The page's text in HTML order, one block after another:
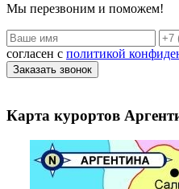
Мы перезвоним и поможем!
согласен с политикой
Заказать звонок
Карта курортов